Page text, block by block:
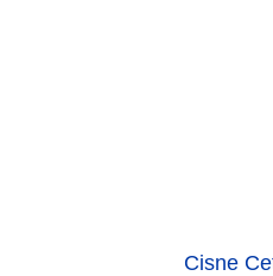
Cisne